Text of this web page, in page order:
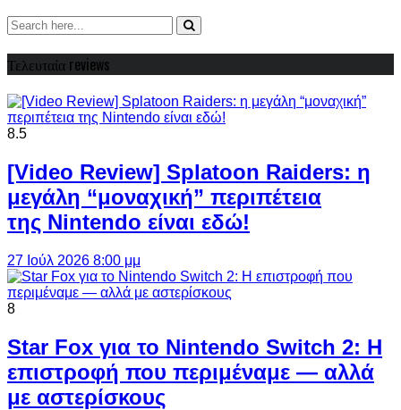
Τελευταία reviews
8.5
[Video Review] Splatoon Raiders: η
μεγάλη “μοναχική” περιπέτεια
της Nintendo είναι εδώ!
27 Ιούλ 2026 8:00 μμ
8
Star Fox για το Nintendo Switch 2: Η
επιστροφή που περιμέναμε — αλλά
με αστερίσκους